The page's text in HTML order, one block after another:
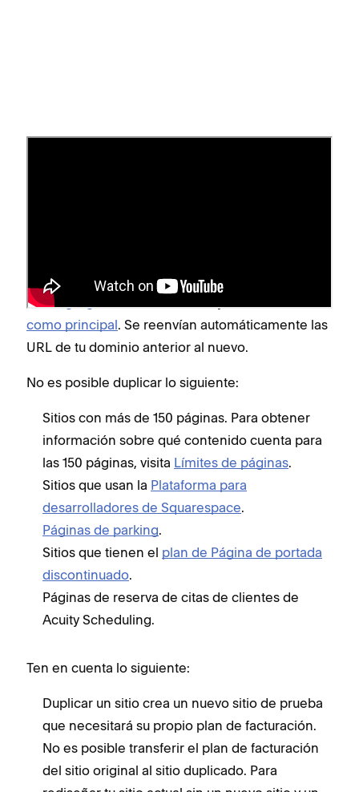
contenido igual pero cambiar la dirección del
sitio,
como principal. Se reenvían automáticamente las
URL de tu dominio anterior al nuevo.
No es posible duplicar lo siguiente:
Sitios con más de 150 páginas. Para obtener
información sobre qué contenido cuenta para
las 150 páginas, visita Límites de páginas.
Sitios que usan la Plataforma para
desarrolladores de Squarespace.
Páginas de parking.
Sitios que tienen el plan de Página de portada
discontinuado.
Páginas de reserva de citas de clientes de
Acuity Scheduling.
Ten en cuenta lo siguiente:
Duplicar un sitio crea un nuevo sitio de prueba
que necesitará su propio plan de facturación.
No es posible transferir el plan de facturación
del sitio original al sitio duplicado. Para